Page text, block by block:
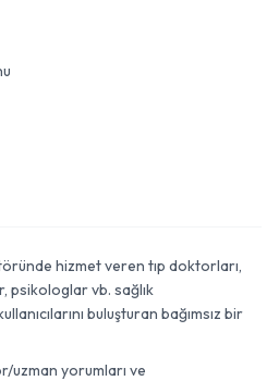
hizmet veren tıp doktorları,
psikologlar vb. sağlık
buluşturan bağımsız bir
uzman yorumları ve